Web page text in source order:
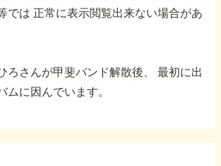
では 正常に表示閲覧出来ない場合があ
ろさんが甲斐バンド解散後、
最初に出
ムに因んでいます。